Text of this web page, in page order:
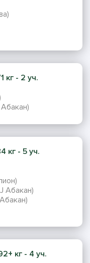
кг - 2 уч.
кг - 5 уч.
Абакан)
кг - 4 уч.